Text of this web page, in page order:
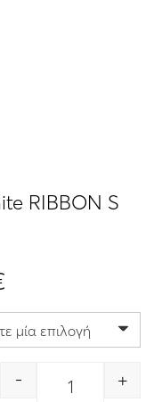
RIBBON S
range:
458.00 €
through
683.00 €Quantity
- +